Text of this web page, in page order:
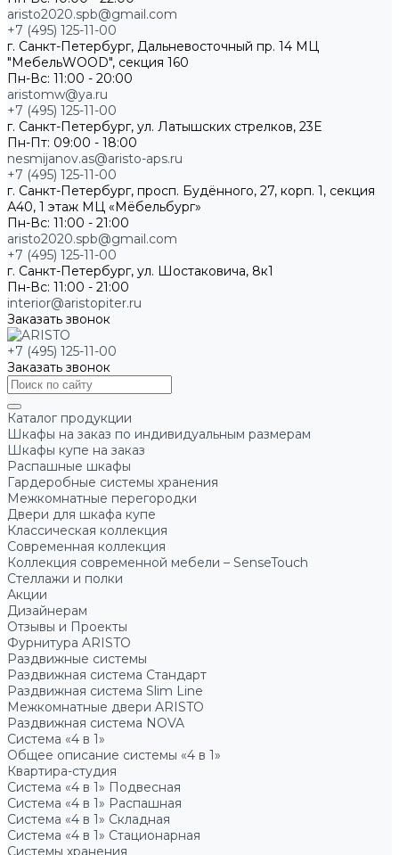
aristo2020.spb@gmail.com
+7 (495) 125-11-00
г. Санкт-Петербург, Дальневосточный пр. 14 МЦ
"МебельWOOD", секция 160
Пн-Вс: 11:00 - 20:00
aristomw@ya.ru
+7 (495) 125-11-00
г. Санкт-Петербург, ул. Латышских стрелков, 23Е
Пн-Пт: 09:00 - 18:00
nesmijanov.as@aristo-aps.ru
+7 (495) 125-11-00
г. Санкт-Петербург, просп. Будённого, 27, корп. 1, секция
А40, 1 этаж МЦ «Мёбельбург»
Пн-Вс: 11:00 - 21:00
aristo2020.spb@gmail.com
+7 (495) 125-11-00
г. Санкт-Петербург, ул. Шостаковича, 8к1
Пн-Вс: 11:00 - 21:00
interior@aristopiter.ru
Заказать звонок
+7 (495) 125-11-00
Заказать звонок
Каталог продукции
Шкафы на заказ по индивидуальным размерам
Шкафы купе на заказ
Распашные шкафы
Гардеробные системы хранения
Межкомнатные перегородки
Двери для шкафа купе
Классическая коллекция
Современная коллекция
Коллекция современной мебели – SenseTouch
Стеллажи и полки
Акции
Дизайнерам
Отзывы и Проекты
Фурнитура ARISTO
Раздвижные системы
Раздвижная система Стандарт
Раздвижная система Slim Line
Межкомнатные двери ARISTO
Раздвижная система NOVA
Система «4 в 1»
Общее описание системы «4 в 1»
Квартира-студия
Система «4 в 1» Подвесная
Система «4 в 1» Распашная
Система «4 в 1» Складная
Система «4 в 1» Стационарная
Системы хранения